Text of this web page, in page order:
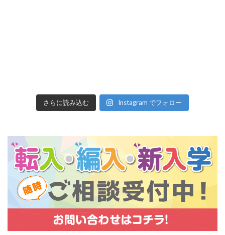
さらに読み込む Instagram でフォロー